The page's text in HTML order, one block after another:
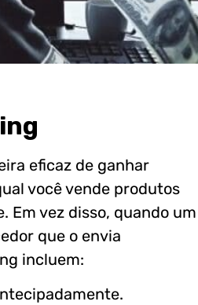
eficaz de ganhar
você vende produtos
Em vez disso, quando um
que o envia
incluem: